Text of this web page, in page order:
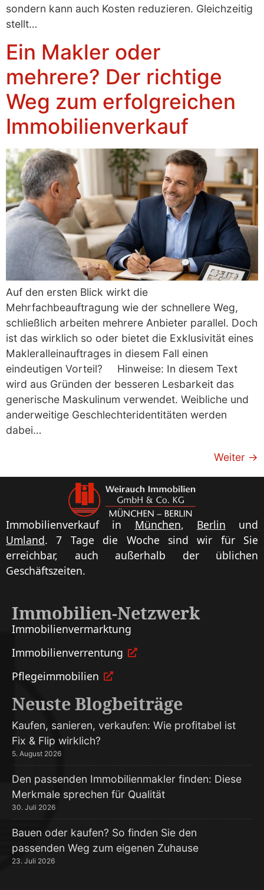
sondern kann auch Kosten reduzieren. Gleichzeitig
stellt…
Ein Makler oder
mehrere? Der richtige
Weg zum erfolgreichen
Immobilienverkauf
Auf den ersten Blick wirkt die
Mehrfachbeauftragung wie der schnellere Weg,
schließlich arbeiten mehrere Anbieter parallel. Doch
ist das wirklich so oder bietet die Exklusivität eines
Makleralleinauftrages in diesem Fall einen
eindeutigen Vorteil? Hinweise: In diesem Text
wird aus Gründen der besseren Lesbarkeit das
generische Maskulinum verwendet. Weibliche und
anderweitige Geschlechteridentitäten werden
dabei…
Weiter →
Immobilienverkauf in München, Berlin und
Umland. 7 Tage die Woche sind wir für Sie
erreichbar, auch außerhalb der üblichen
Geschäftszeiten.
Immobilien-Netzwerk
Immobilien­vermarktung
Immobilien­verrentung
Pflege­immobilien
Neuste Blogbeiträge
Kaufen, sanieren, verkaufen: Wie profitabel ist
Fix & Flip wirklich?
5. August 2026
Den passenden Immobilienmakler finden: Diese
Merkmale sprechen für Qualität
30. Juli 2026
Bauen oder kaufen? So finden Sie den
passenden Weg zum eigenen Zuhause
23. Juli 2026